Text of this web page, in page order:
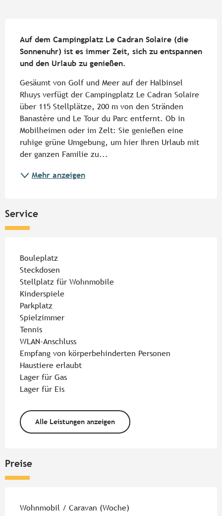
Auf dem Campingplatz Le Cadran Solaire (die
Sonnenuhr) ist es immer Zeit, sich zu entspannen
und den Urlaub zu genießen.
Gesäumt von Golf und Meer auf der Halbinsel
Rhuys verfügt der Campingplatz Le Cadran Solaire
über 115 Stellplätze, 200 m von den Stränden
Banastère und Le Tour du Parc entfernt. Ob in
Mobilheimen oder im Zelt: Sie genießen eine
ruhige grüne Umgebung, um hier Ihren Urlaub mit
der ganzen Familie zu...
Mehr anzeigen
Service
Bouleplatz
Steckdosen
Stellplatz für Wohnmobile
Kinderspiele
Parkplatz
Spielzimmer
Tennis
WLAN-Anschluss
Empfang von körperbehinderten Personen
Haustiere erlaubt
Lager für Gas
Lager für Eis
Alle Leistungen anzeigen
Preise
Preise 2026
Wohnmobil / Caravan (Woche)